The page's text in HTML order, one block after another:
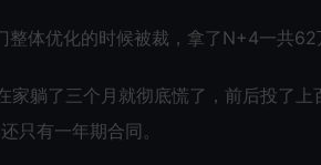
体优化的时候被裁，拿了N+4一共62
家躺了三个月就彻底慌了，前后投了
只有一年期合同。